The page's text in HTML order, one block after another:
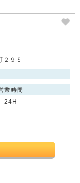
９５
業時間
24H